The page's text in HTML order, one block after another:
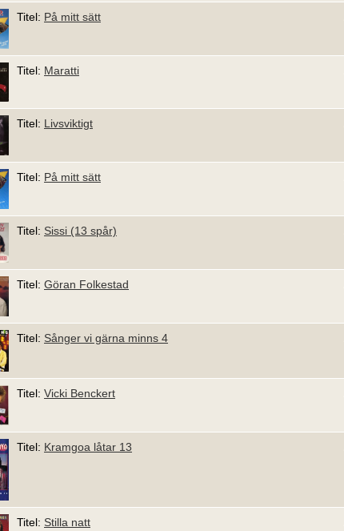
Titel: På mitt sätt
Titel: Maratti
Titel: Livsviktigt
Titel: På mitt sätt
Titel: Sissi (13 spår)
Titel: Göran Folkestad
Titel: Sånger vi gärna minns 4
Titel: Vicki Benckert
Titel: Kramgoa låtar 13
Titel: Stilla natt